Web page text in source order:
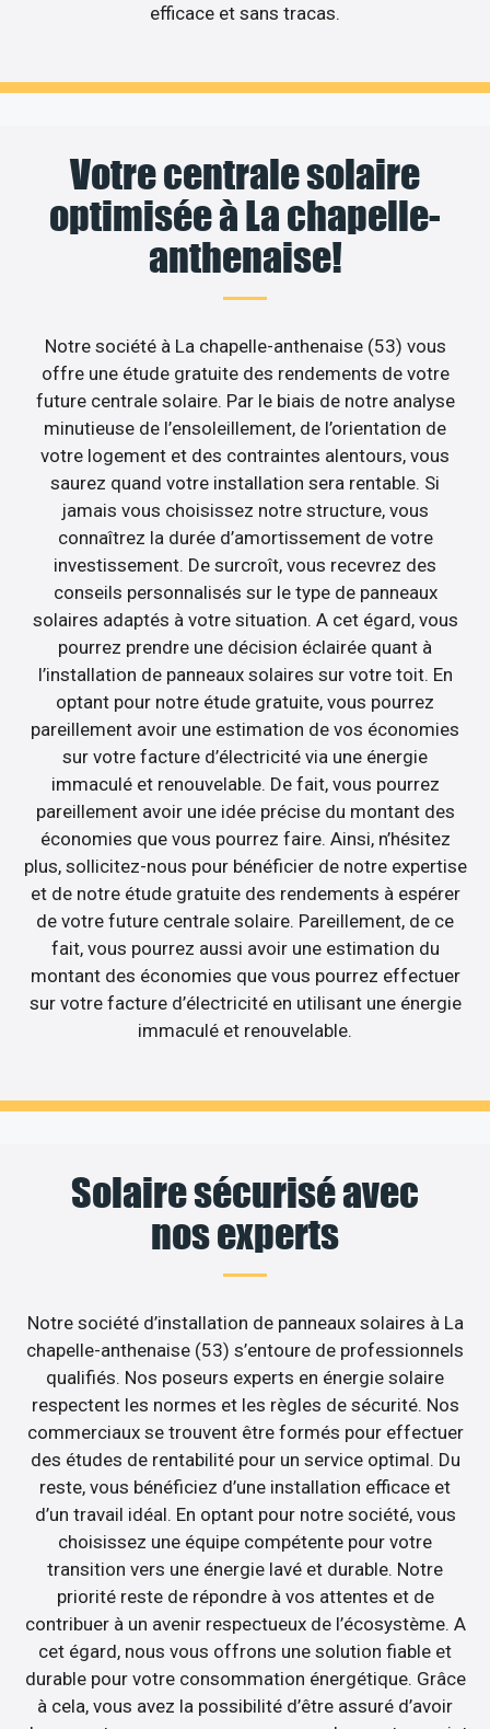
efficace et sans tracas.
Votre centrale solaire
optimisée à La chapelle-
anthenaise!
Notre société à La chapelle-anthenaise (53) vous
offre une étude gratuite des rendements de votre
future centrale solaire. Par le biais de notre analyse
minutieuse de l’ensoleillement, de l’orientation de
votre logement et des contraintes alentours, vous
saurez quand votre installation sera rentable. Si
jamais vous choisissez notre structure, vous
connaîtrez la durée d’amortissement de votre
investissement. De surcroît, vous recevrez des
conseils personnalisés sur le type de panneaux
solaires adaptés à votre situation. A cet égard, vous
pourrez prendre une décision éclairée quant à
l’installation de panneaux solaires sur votre toit. En
optant pour notre étude gratuite, vous pourrez
pareillement avoir une estimation de vos économies
sur votre facture d’électricité via une énergie
immaculé et renouvelable. De fait, vous pourrez
pareillement avoir une idée précise du montant des
économies que vous pourrez faire. Ainsi, n’hésitez
plus, sollicitez-nous pour bénéficier de notre expertise
et de notre étude gratuite des rendements à espérer
de votre future centrale solaire. Pareillement, de ce
fait, vous pourrez aussi avoir une estimation du
montant des économies que vous pourrez effectuer
sur votre facture d’électricité en utilisant une énergie
immaculé et renouvelable.
Solaire sécurisé avec
nos experts
Notre société d’installation de panneaux solaires à La
chapelle-anthenaise (53) s’entoure de professionnels
qualifiés. Nos poseurs experts en énergie solaire
respectent les normes et les règles de sécurité. Nos
commerciaux se trouvent être formés pour effectuer
des études de rentabilité pour un service optimal. Du
reste, vous bénéficiez d’une installation efficace et
d’un travail idéal. En optant pour notre société, vous
choisissez une équipe compétente pour votre
transition vers une énergie lavé et durable. Notre
priorité reste de répondre à vos attentes et de
contribuer à un avenir respectueux de l’écosystème. A
cet égard, nous vous offrons une solution fiable et
durable pour votre consommation énergétique. Grâce
à cela, vous avez la possibilité d’être assuré d’avoir